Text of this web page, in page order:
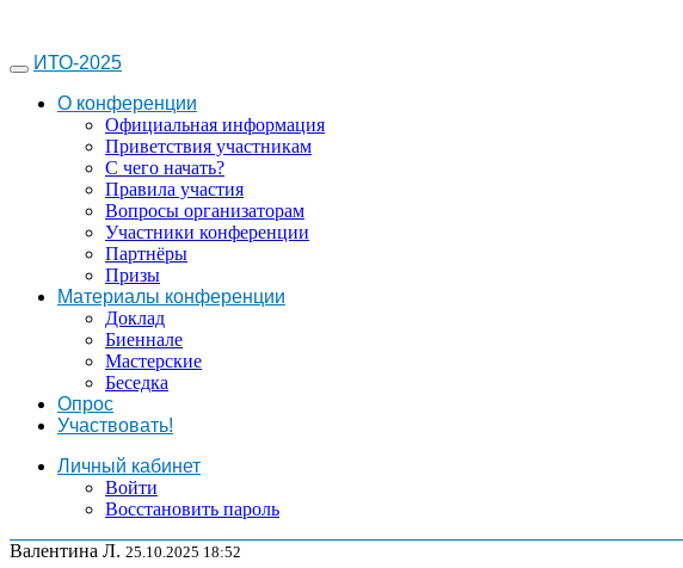
ИТО-2025
О конференции
Официальная информация
Приветствия участникам
С чего начать?
Правила участия
Вопросы организаторам
Участники конференции
Партнёры
Призы
Материалы конференции
Доклад
Биеннале
Мастерские
Беседка
Опрос
Участвовать!
Личный кабинет
Войти
Восстановить пароль
Валентина Л. 25.10.2025 18:52